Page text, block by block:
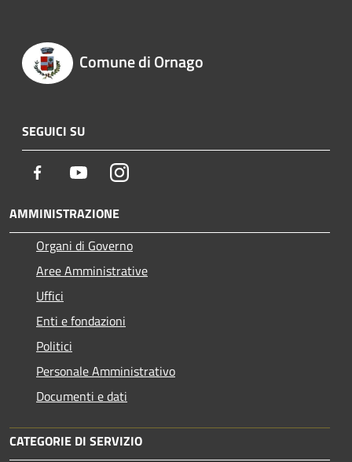
Comune di Ornago
SEGUICI SU
Facebook YoutubeInstagram
AMMINISTRAZIONE
Organi di Governo
Aree Amministrative
Uffici
Enti e fondazioni
Politici
Personale Amministrativo
Documenti e dati
CATEGORIE DI SERVIZIO